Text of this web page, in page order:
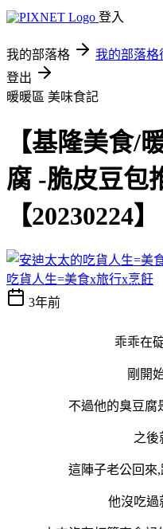
登入
我的部落格 我的部落格
登出
暖暖區 美味食記
【基隆美食/
腐 -脆皮豆包
【20230224】
吃貨人生=美食x旅行x烹飪
3年前
乖乖在
剛開
不過他的臭豆腐
之後
這陣子老公回來
他沒吃過